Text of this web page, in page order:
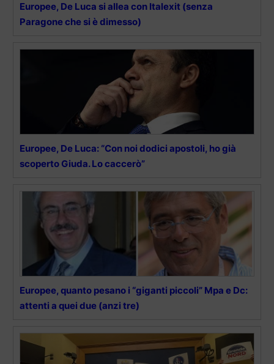
Europee, De Luca si allea con Italexit (senza
Paragone che si è dimesso)
Europee, De Luca: “Con noi dodici apostoli, ho già
scoperto Giuda. Lo caccerò”
Europee, quanto pesano i “giganti piccoli” Mpa e Dc:
attenti a quei due (anzi tre)